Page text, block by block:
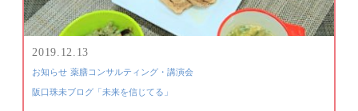
2019.12.13
お知らせ 薬膳コンサルティング・講演会
阪口珠未ブログ「未来を信じてる」